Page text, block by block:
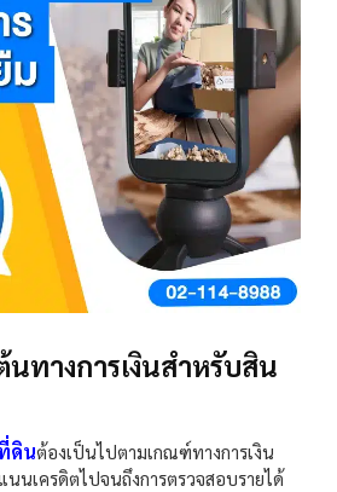
ทางการเงินสำหรับสิน
ดินต้องเป็นไปตามเกณฑ์ทางการเงิน
นนเครดิตไปจนถึงการตรวจสอบรายได้